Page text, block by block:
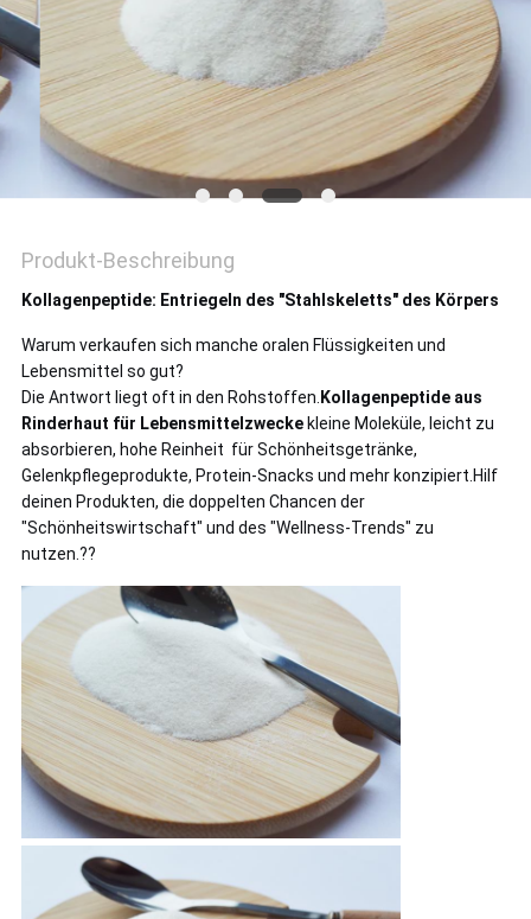
ZITAT
SITEMAP
DATENSCHUTZRICHTLINIE
Produkt-Beschreibung
Kollagenpeptide: Entriegeln des "Stahlskeletts" des Körpers
Warum verkaufen sich manche oralen Flüssigkeiten und
Lebensmittel so gut?
Die Antwort liegt oft in den Rohstoffen. Kollagenpeptide aus
Rinderhaut für Lebensmittelzwecke️ kleine Moleküle, leicht zu
absorbieren, hohe Reinheit ️ für Schönheitsgetränke,
Gelenkpflegeprodukte, Protein-Snacks und mehr konzipiert.Hilf
deinen Produkten, die doppelten Chancen der
"Schönheitswirtschaft" und des "Wellness-Trends" zu
nutzen.??